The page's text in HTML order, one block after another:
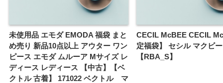
未使用品 エモダ EMODA 福袋 まと
め売り 新品10点以上 アウター ワン
ピース エモダ ムルーア Mサイズ レ
ディース レディース 【中古】【ベ
クトル 古着】 171022 ベクトル マ
CECIL McBEE CECIL
定福袋】 セシル マクビ
【RBA_S】